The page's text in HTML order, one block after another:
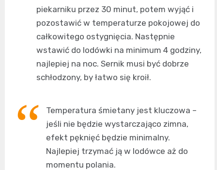
piekarniku przez 30 minut, potem wyjąć i
pozostawić w temperaturze pokojowej do
całkowitego ostygnięcia. Następnie
wstawić do lodówki na minimum 4 godziny,
najlepiej na noc. Sernik musi być dobrze
schłodzony, by łatwo się kroił.
Temperatura śmietany jest kluczowa –
jeśli nie będzie wystarczająco zimna,
efekt pęknięć będzie minimalny.
Najlepiej trzymać ją w lodówce aż do
momentu polania.